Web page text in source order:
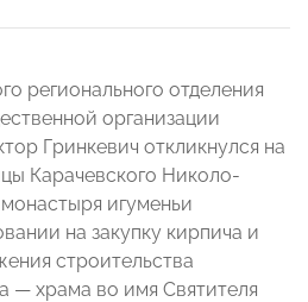
регионального отделения
организации
Гринкевич откликнулся на
Карачевского Николо-
игуменьи
на закупку кирпича и
строительства
— храма во имя Святителя